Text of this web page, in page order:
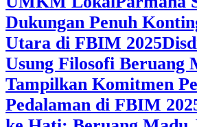
Dukungan Penuh
Utara di FBIM 2025
Usung Filosofi Beruang
Tampilkan Komitmen
Pedalaman di FBIM